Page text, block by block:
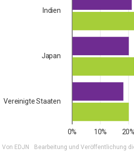
0% 10% 20%
Bearbeitung und Veröffentlichung
Von EDJN
Indien
Japan
Vereinigte Staaten